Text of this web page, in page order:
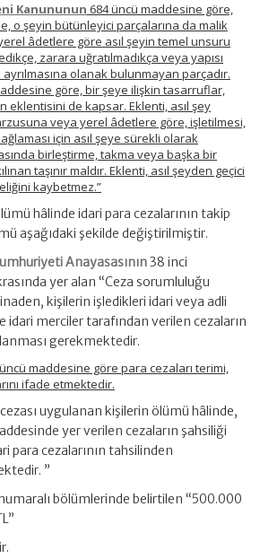
Kanununun 684 üncü maddesine göre,
o şeyin bütünleyici parçalarına da malik
âdetlere göre asıl şeyin temel unsuru
zarara uğratılmadıkça veya yapısı
olanak bulunmayan parçadır.
göre, bir şeye ilişkin tasarruflar,
eklentisini de kapsar. Eklenti, asıl şey
veya yerel âdetlere göre, işletilmesi,
için asıl şeye sürekli olarak
birleştirme, takma veya başka bir
taşınır maldır. Eklenti, asıl şeyden geçici
kaybetmez.”
hâlinde idari para cezalarının takip
aşağıdaki şekilde değiştirilmiştir.
Anayasasının38 inci
yer alan “Ceza sorumluluğu
kişilerin işledikleri idari veya adli
idari merciler tarafından verilen cezaların
gerekmektedir.
maddesine göre para cezaları terimi,
ifade etmektedir.
uygulanan kişilerin ölümü hâlinde,
yer verilen cezaların şahsiliği
para cezalarının tahsilinden
”
numaralı bölümlerinde belirtilen “500.000